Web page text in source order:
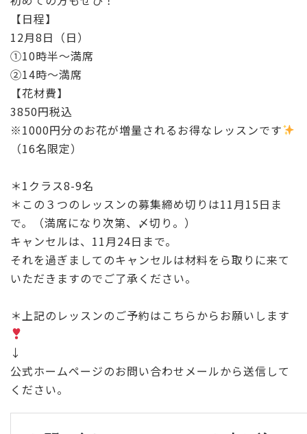
【日程】
12月8日（日）
①10時半〜満席
②14時〜満席
【花材費】
3850円税込
※1000円分のお花が増量されるお得なレッスンです
（16名限定）
＊1クラス8-9名
＊この３つのレッスンの募集締め切りは11月15日ま
で。（満席になり次第、〆切り。）
キャンセルは、11月24日まで。
それを過ぎましてのキャンセルは材料をら取りに来て
いただきますのでご了承ください。
＊上記のレッスンのご予約はこちらからお願いします
↓
公式ホームページのお問い合わせメールから送信して
ください。